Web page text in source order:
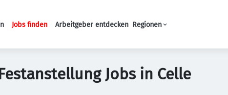
Haupt-Navigation
Jobs finden Arbeitgeber entdecken Regionen
Jobs in Celle